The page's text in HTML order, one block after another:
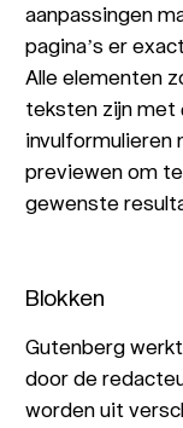
aanpassingen
pagina’s er
Alle elementen
teksten zijn met
invulformulieren
previewen om
gewenste
Blokken
Gutenberg werkt
door de
worden uit